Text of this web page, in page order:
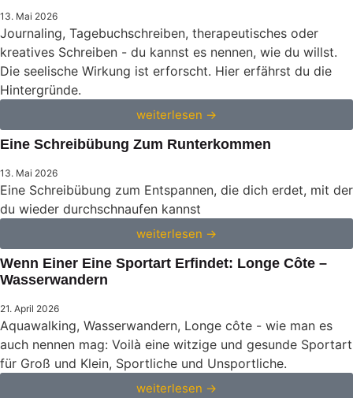
13. Mai 2026
Journaling, Tagebuchschreiben, therapeutisches oder
kreatives Schreiben - du kannst es nennen, wie du willst.
Die seelische Wirkung ist erforscht. Hier erfährst du die
Hintergründe.
weiterlesen →
Eine Schreibübung Zum Runterkommen
13. Mai 2026
Eine Schreibübung zum Entspannen, die dich erdet, mit der
du wieder durchschnaufen kannst
weiterlesen →
Wenn Einer Eine Sportart Erfindet: Longe Côte –
Wasserwandern
21. April 2026
Aquawalking, Wasserwandern, Longe côte - wie man es
auch nennen mag: Voilà eine witzige und gesunde Sportart
für Groß und Klein, Sportliche und Unsportliche.
weiterlesen →